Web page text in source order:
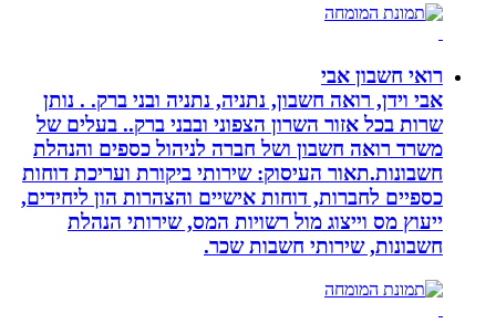
רואי חשבון אבי
אבי וידן, רואה חשבון, נתניה, נתניה ובני ברק. . נותן
שרות בכל אזור השרון הצפוני ובבני ברק.. בעלים של
משרד רואה חשבון ושל חברה לניהול כספים והנהלת
חשבונות.תאור העיסוק: שירותי ביקורת ועריכת דוחות
כספיים לחברות, דוחות אישיים והצהרות הון ליחידים,
ייעוץ מס וייצוג מול רשויות המס, שירותי הנהלת
חשבונות, שירותי חשבות שכר.